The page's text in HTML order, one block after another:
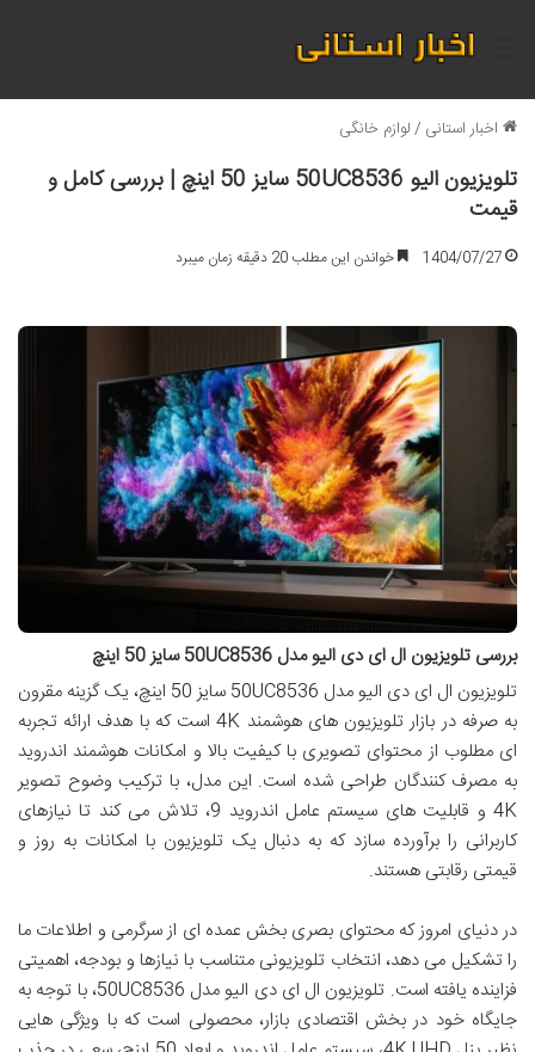
منو
اخبار استانی /لوازم خانگی
تلویزیون الیو 50UC8536 سایز 50 اینچ | بررسی کامل و
قیمت
1404/07/27 خواندن این مطلب 20 دقیقه زمان میبرد
بررسی تلویزیون ال ای دی الیو مدل 50UC8536 سایز 50 اینچ
تلویزیون ال ای دی الیو مدل 50UC8536 سایز 50 اینچ، یک گزینه مقرون
به صرفه در بازار تلویزیون های هوشمند 4K است که با هدف ارائه تجربه
ای مطلوب از محتوای تصویری با کیفیت بالا و امکانات هوشمند اندروید
به مصرف کنندگان طراحی شده است. این مدل، با ترکیب وضوح تصویر
4K و قابلیت های سیستم عامل اندروید 9، تلاش می کند تا نیازهای
کاربرانی را برآورده سازد که به دنبال یک تلویزیون با امکانات به روز و
قیمتی رقابتی هستند.
در دنیای امروز که محتوای بصری بخش عمده ای از سرگرمی و اطلاعات ما
را تشکیل می دهد، انتخاب تلویزیونی متناسب با نیازها و بودجه، اهمیتی
فزاینده یافته است. تلویزیون ال ای دی الیو مدل 50UC8536، با توجه به
جایگاه خود در بخش اقتصادی بازار، محصولی است که با ویژگی هایی